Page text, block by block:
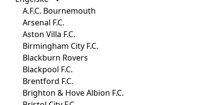
A.F.C. Bournemouth
Arsenal F.C.
Aston Villa F.C.
Birmingham City F.C.
Blackburn Rovers
Blackpool F.C.
Brentford F.C.
Brighton & Hove Albion F.C.